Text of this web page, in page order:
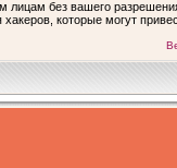
лицам без вашего
которые могут